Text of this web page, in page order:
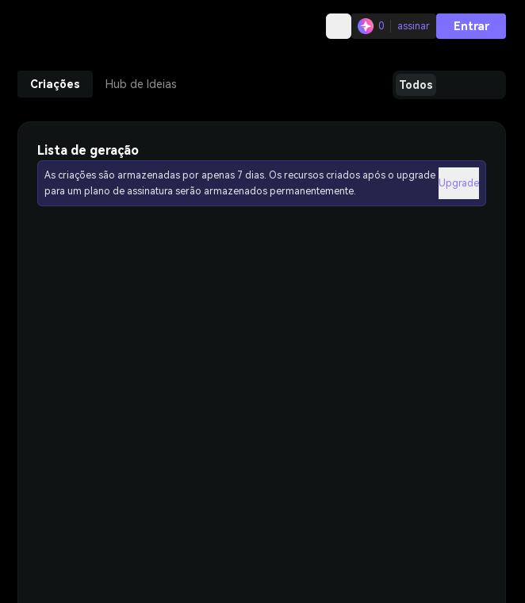
0 assinar Entrar
Criações Hub de Ideias Todos
Lista de geração
As criações são armazenadas por apenas 7 dias. Os recursos criados após o upgrade
para um plano de assinatura serão armazenados permanentemente.
Upgrade